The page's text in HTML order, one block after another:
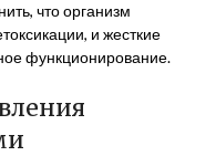
что организм
и жесткие
функционирование.